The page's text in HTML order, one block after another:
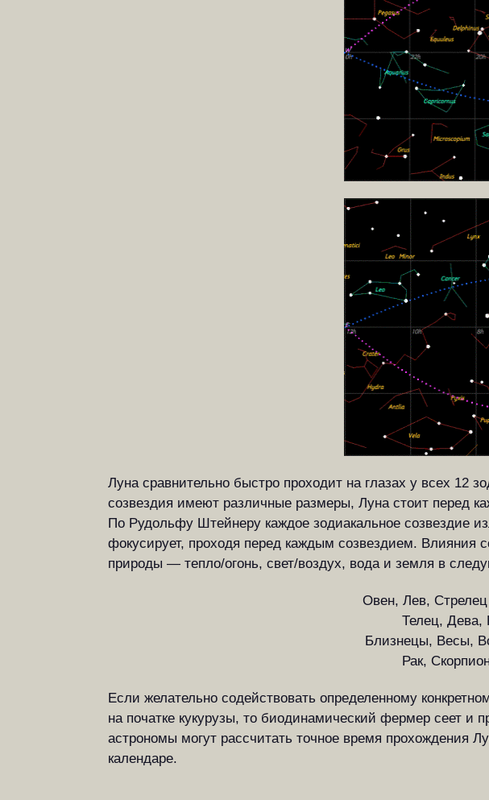
Луна сравнительно быстро проходит на глазах у всех 12
созвездия имеют различные размеры, Луна стоит перед
По Рудольфу Штейнеру каждое зодиакальное созвездие
фокусирует, проходя перед каждым созвездием. Влияния
природы — тепло/огонь, свет/воздух, вода и земля в
Овен, Лев,
Телец, Дева,
Близнецы, Весы,
Рак,
Если желательно содействовать определенному
на початке кукурузы, то биодинамический фермер сеет и
астрономы могут рассчитать точное время прохождения
календаре.